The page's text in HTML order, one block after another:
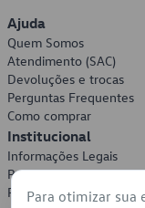
Ajuda
Quem Somos
Atendimento (SAC)
Devoluções e trocas
Perguntas Frequentes
Como comprar
Institucional
Informações Legais
Política de Privacidade
Política de Cookies
Para otimizar sua